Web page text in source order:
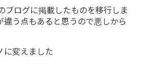
ブログに掲載したものを移行しま
違う点もあると思うので悪しから
に変えました